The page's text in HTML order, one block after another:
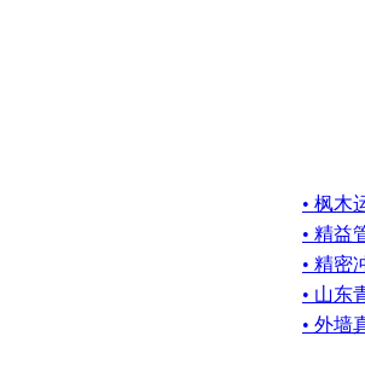
• 枫木
• 精益
• 精密
• 山东
• 外墙